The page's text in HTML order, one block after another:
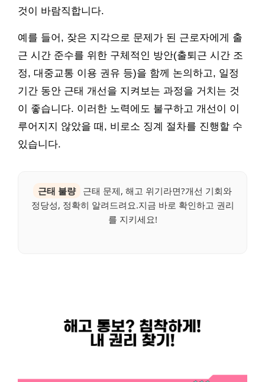
것이 바람직합니다.
예를 들어, 잦은 지각으로 문제가 된 근로자에게 출
근 시간 준수를 위한 구체적인 방안(출퇴근 시간 조
정, 대중교통 이용 권유 등)을 함께 논의하고, 일정
기간 동안 근태 개선을 지켜보는 과정을 거치는 것
이 좋습니다. 이러한 노력에도 불구하고 개선이 이
루어지지 않았을 때, 비로소 징계 절차를 진행할 수
있습니다.
근태 불량
근태 문제, 해고 위기라면?개선 기회와
정당성, 정확히 알려드려요.지금 바로 확인하고 권리
를 지키세요!